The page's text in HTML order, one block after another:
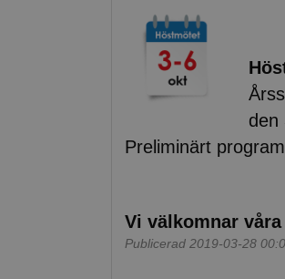
den
Preliminärt
Vi välkomnar
Publicerad 2019-03-28